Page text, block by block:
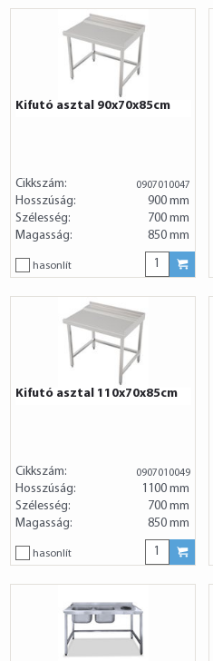
Kifutó asztal 90x70x85cm
Cikkszám: 0907010047
Hosszúság:
900 mm
Szélesség:
700 mm
Magasság:
850 mm
hasonlít
Kifutó asztal 110x70x85cm
Cikkszám: 0907010049
Hosszúság:
1100 mm
Szélesség:
700 mm
Magasság:
850 mm
hasonlít